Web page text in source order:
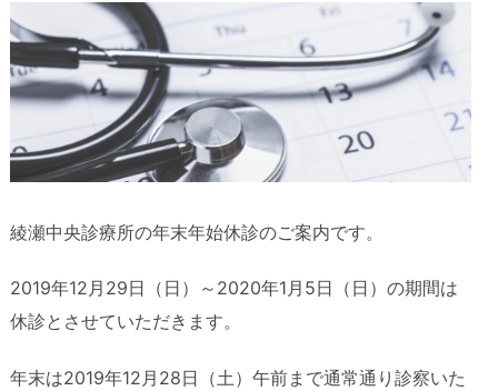
綾瀬中央診療所の年末年始休診のご案内です。
2019年12月29日（日）～2020年1月5日（日）の期間は
休診とさせていただきます。
年末は2019年12月28日（土）午前まで通常通り診察いた